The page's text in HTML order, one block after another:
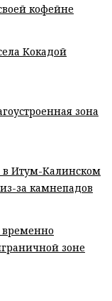
кофейне
Кокадой
зона
в Итум-Калинском
за камнепадов
зоне